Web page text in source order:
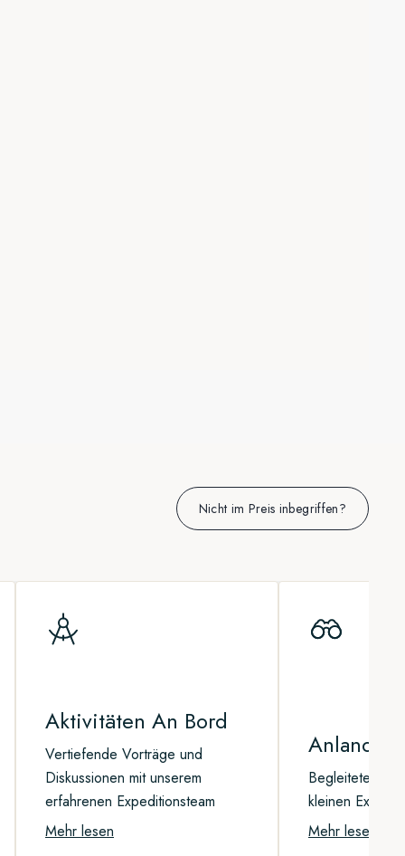
Nicht im Preis inbegriffen?
Aktivitäten An Bord
Vertiefende Vorträge und
Diskussionen mit unserem
erfahrenen Expeditionsteam
Mehr lesen
Begleitete
kleinen
Mehr lesen